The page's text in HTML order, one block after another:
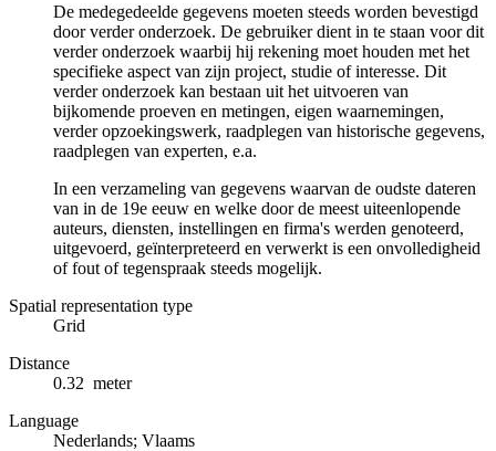
De medegedeelde gegevens moeten steeds worden bevestigd
door verder onderzoek. De gebruiker dient in te staan voor dit
verder onderzoek waarbij hij rekening moet houden met het
specifieke aspect van zijn project, studie of interesse. Dit
verder onderzoek kan bestaan uit het uitvoeren van
bijkomende proeven en metingen, eigen waarnemingen,
verder opzoekingswerk, raadplegen van historische gegevens,
raadplegen van experten, e.a.
In een verzameling van gegevens waarvan de oudste dateren
van in de 19e eeuw en welke door de meest uiteenlopende
auteurs, diensten, instellingen en firma's werden genoteerd,
uitgevoerd, geïnterpreteerd en verwerkt is een onvolledigheid
of fout of tegenspraak steeds mogelijk.
Spatial representation type
Grid
Distance
0.32 meter
Language
Nederlands; Vlaams